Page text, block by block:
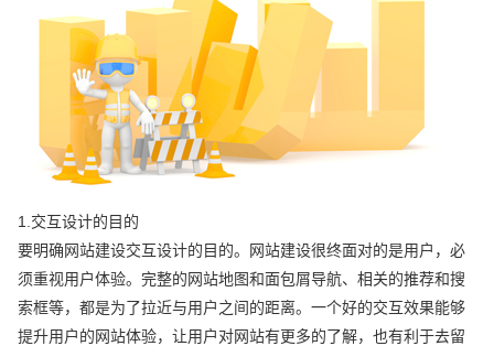
1.交互设计的目的
要明确网站建设交互设计的目的。网站建设很终面对的是用户，必
须重视用户体验。完整的网站地图和面包屑导航、相关的推荐和搜
索框等，都是为了拉近与用户之间的距离。一个好的交互效果能够
提升用户的网站体验，让用户对网站有更多的了解，也有利于去留